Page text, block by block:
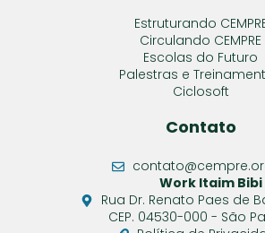
Estruturando
Circulando CEMPRE
Escolas do Futuro
Palestras e
Ciclosoft
Contato
Work Itaim Bibi
Rua Dr. Renato Paes de
CEP. 04530-000 - São